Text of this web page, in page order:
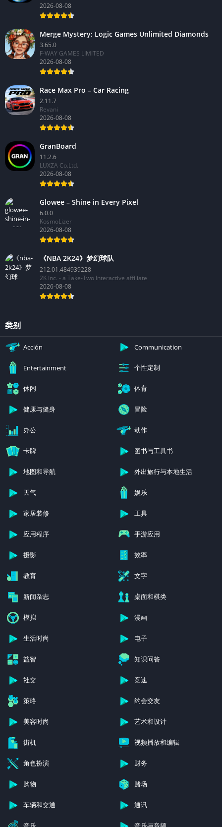
Varies with device
Screensavers Store
Merge Mystery: Logic Games Unlimited Diamonds
3.65.0
F-WAY GAMES LIMITED
Race Max Pro – Car Racing
2.11.7
Revani
GranBoard
11.2.6
LUXZA Co.Ltd.
Glowee – Shine in Every Pixel
6.0.0
KosmoLizer
《NBA 2K24》梦幻球队
212.01.484939228
2K Inc. - a Take-Two Interactive affiliate
类别
Communication
Entertainment 个性定制
休闲 体育
健康与健身 冒险
办公 动作
卡牌 图书与工具书
地图和导航 外出旅行与本地生活
天气 娱乐
家居装修 工具
应用程序 手游应用
摄影 效率
教育 文字
新闻杂志 桌面和棋类
模拟 漫画
生活时尚 电子
益智 知识问答
社交 竞速
策略 约会交友
美容时尚 艺术和设计
街机 视频播放和编辑
角色扮演 财务
购物 赌场
车辆和交通 通讯